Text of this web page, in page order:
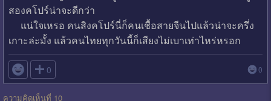
สองคโปร์น่าจะดีกว่า
แน่ใจเหรอ คนสิงคโปร์นี่ก็คนเชื้อสายจีนไปแล้วน่าจะครึ่ง
เกาะล่ะมั้ง แล้วคนไทยทุกวันนี้ก็เสียงไม่เบาเท่าไหร่หรอก
 0 0
ความคิดเห็นที่ 10